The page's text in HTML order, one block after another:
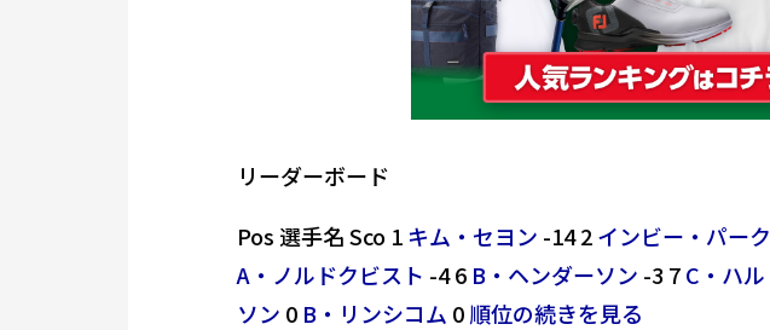
リーダーボード
Pos 選手名 Sco 1 キム・セヨン -14 2インビー・パーク
A・ノルドクビスト -4 6 B・ヘンダーソン -3 7C・ハル
ソン 0 B・リンシコム 0順位の続きを見る